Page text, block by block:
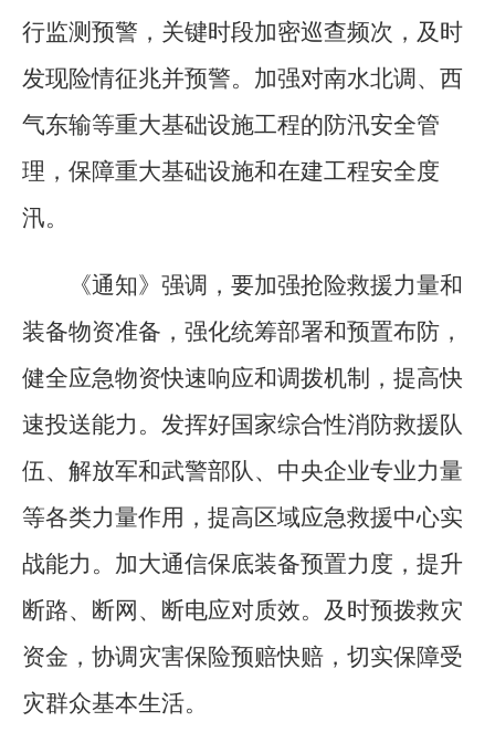
行监测预警，关键时段加密巡查频次，及时
发现险情征兆并预警。加强对南水北调、西
气东输等重大基础设施工程的防汛安全管
理，保障重大基础设施和在建工程安全度
汛。
《通知》强调，要加强抢险救援力量和
装备物资准备，强化统筹部署和预置布防，
健全应急物资快速响应和调拨机制，提高快
速投送能力。发挥好国家综合性消防救援队
伍、解放军和武警部队、中央企业专业力量
等各类力量作用，提高区域应急救援中心实
战能力。加大通信保底装备预置力度，提升
断路、断网、断电应对质效。及时预拨救灾
资金，协调灾害保险预赔快赔，切实保障受
灾群众基本生活。